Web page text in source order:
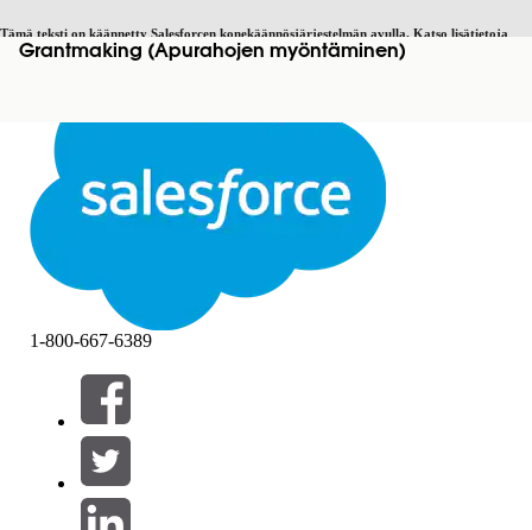
Tämä teksti on käännetty Salesforcen konekäännösjärjestelmän avulla. Katso lisätietoja
täältä
Vaihda englantiin Ei nyt
Sulje
Grantmaking (Apurahojen myöntäminen)
Suodatusperuste (0)
VALITSE SUODATTIMET
Tuotealue
1-800-667-6389